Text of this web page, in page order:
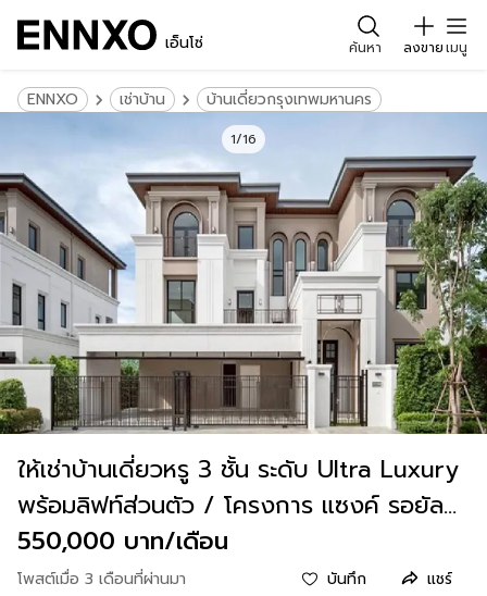
เอ็นโซ่ ค้นหา ลงขายเมนู
ENNXO เช่าบ้าน บ้านเดี่ยวกรุงเทพมหานคร
1/16
ให้เช่าบ้านเดี่ยวหรู 3 ชั้น ระดับ Ultra Luxury
พร้อมลิฟท์ส่วนตัว / โครงการ แซงค์ รอยัล
กรุงเทพกรีฑา CINQ ROYAL Krungthep
Kreetha
550,000 บาท/เดือน
โพสต์เมื่อ 3 เดือนที่ผ่านมา บันทึก แชร์